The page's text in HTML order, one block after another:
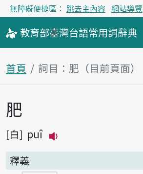
無障礙便捷區： 跳去主內容 網站導覽
教育部臺灣台語常用詞辭典
首頁 詞目：肥（目前頁面）
主內容區塊
肥
白 puî
釋義